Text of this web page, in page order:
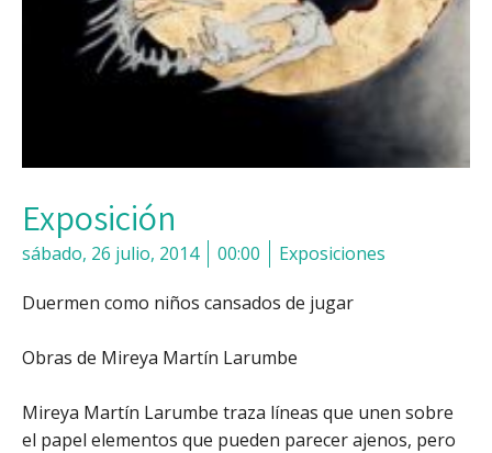
Exposición
sábado, 26 julio, 2014 00:00 Exposiciones
Duermen como niños cansados de jugar
Obras de Mireya Martín Larumbe
Mireya Martín Larumbe traza líneas que unen sobre
el papel elementos que pueden parecer ajenos, pero